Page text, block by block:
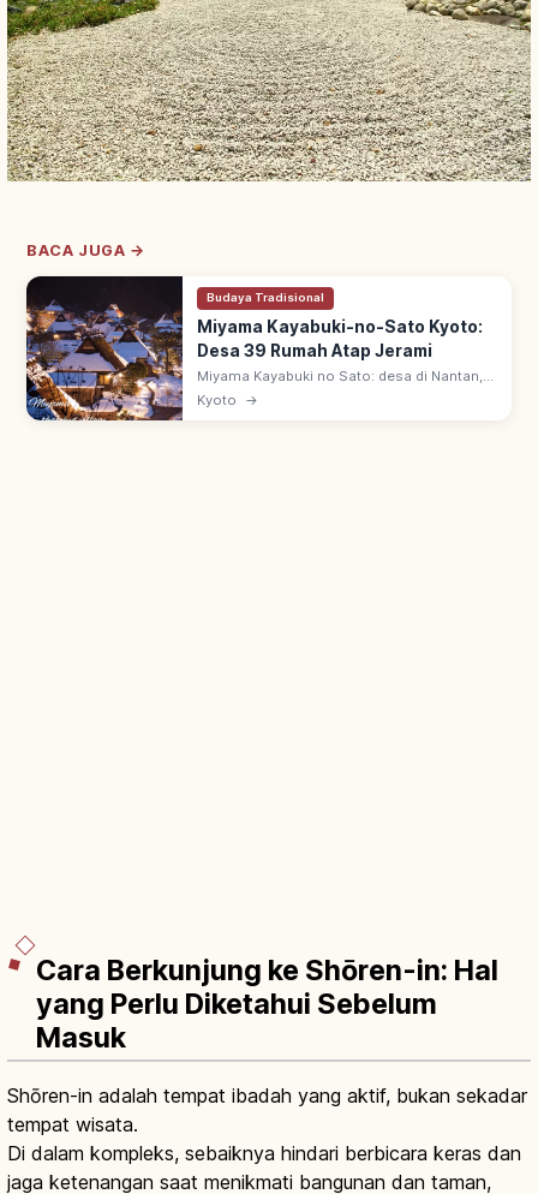
BACA JUGA →
Budaya Tradisional
Miyama Kayabuki-no-Sato Kyoto:
Desa 39 Rumah Atap Jerami
Miyama Kayabuki no Sato: desa di Nantan,
Kyoto utara—dari 50 rumah, 39 beratap
jerami. Arsitektur 'Kitayama-gata minka'
Kyoto →
Cara Berkunjung ke Shōren-in: Hal
yang Perlu Diketahui Sebelum
Masuk
Shōren-in adalah tempat ibadah yang aktif, bukan sekadar
tempat wisata.
Di dalam kompleks, sebaiknya hindari berbicara keras dan
jaga ketenangan saat menikmati bangunan dan taman,